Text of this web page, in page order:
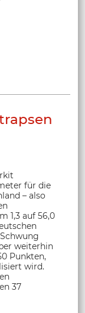
für die
– also
1,3 auf 56,0
weiterhin
Punkten,
wird.
37